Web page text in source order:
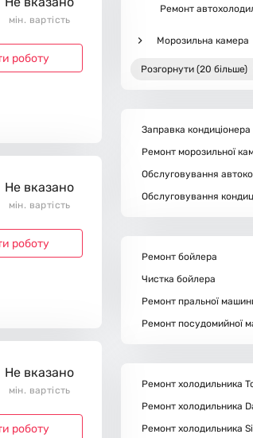
Ремонт
Морозильна камера
Розгорнути (20 більше)
Заправка
Ремонт морозильної
Обслуговування
Обслуговування
Ремонт бойлера
Чистка бойлера
Ремонт пральної
Ремонт посудомийної
Ремонт холодильника
Ремонт холодильника
Ремонт холодильника
мін. вартість
роботу
Не вказано
мін. вартість
роботу
Не вказано
мін. вартість
роботу